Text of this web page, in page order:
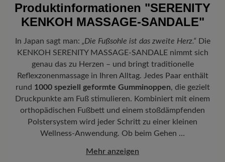
unempfindlich gegenüber Feuchtigkeit ist.
Passform: Comfort - Weite Passform (H) - Für normale bis
Vorteil der Sohle: Leichte EVA-Sohle mit Gummiprofil vereint
maximale Dämpfung und geringes Gewicht mit zuverlässigem
Grip.
hinzugefügt – unabhängig vom Bestellwert.
Freuen Sie sich auf Ihr Paket!Sobald Ihre Bestellung unser Lager in
Mit der beigefügten Sendungsnummer können Sie genau
nachverfolgen, wo sich Ihr neues BÄR Lieblingsstück gerade
befindet.
Produktinformationen "SERENITY
KENKOH MASSAGE-SANDALE"
In Japan sagt man: „Die Fußsohle ist das zweite Herz.“ Die
KENKOH SERENITY MASSAGE-SANDALE nimmt sich
genau das zu Herzen – und bringt traditionelle
Reflexzonenmassage in Ihren Alltag. Jedes Paar enthält
rund 1000 speziell geformte Gumminoppen, die gezielt
Druckpunkte am Fuß stimulieren. Kombiniert mit einem
orthopädischen Fußbett und einem stoßdämpfenden
Polstersystem wird jeder Schritt zu einer kleinen
Wellness-Anwendung. Ob beim Gehen …
Mehr anzeigen